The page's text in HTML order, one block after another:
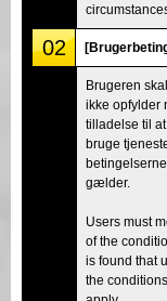
02
Brugeren
ikke opfylder
tilladelse til
bruge
gælder.
Users must
of the
is found that
the